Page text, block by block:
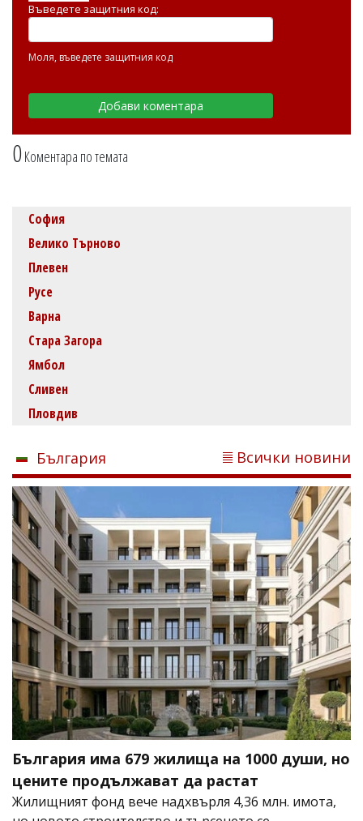
0Коментара по темата
Въведете защитния код:
Моля, въведете защитния код
София
Велико Търново
Плевен
Русе
Варна
Стара Загора
Ямбол
Сливен
Пловдив
България Всички новини
България има 679 жилища на 1000 души, но
цените продължават да растат
Жилищният фонд вече надхвърля 4,36 млн. имота,